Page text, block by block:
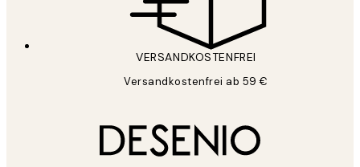
VERSANDKOSTENFREI
Versandkostenfrei ab 59 €